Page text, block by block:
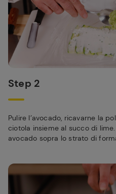
Step 2
Pulire l’avocado, ricavarne la
ciotola insieme al succo di
avocado sopra lo strato di